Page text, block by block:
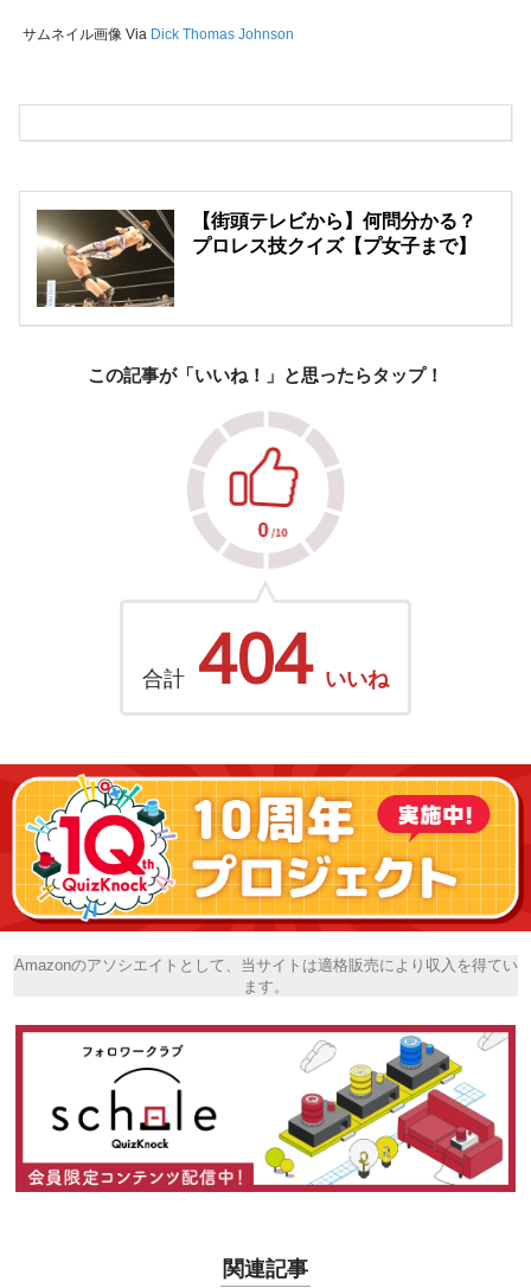
サムネイル画像 Via Dick Thomas Johnson
【街頭テレビから】何問分かる？
プロレス技クイズ【プ女子まで】
この記事が「いいね！」と思ったらタップ！
合計 404 いいね
Amazonのアソシエイトとして、当サイトは適格販売により収入を得てい
ます。
関連記事